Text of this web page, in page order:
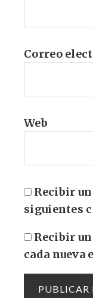
Correo
Web
Recibir
siguientes
Recibir
cada nueva